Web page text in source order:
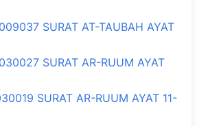
SURAT AT-TAUBAH AYAT
SURAT AR-RUUM AYAT
SURAT AR-RUUM AYAT 11-